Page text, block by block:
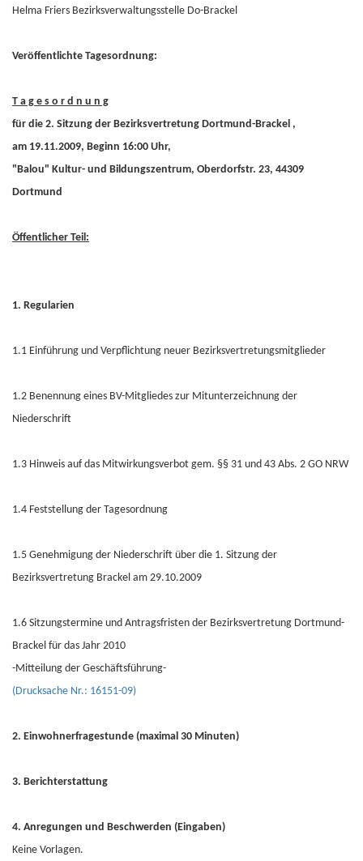
Helma Friers Bezirksverwaltungsstelle Do-Brackel
Veröffentlichte Tagesordnung:
T a g e s o r d n u n g
für die 2. Sitzung der Bezirksvertretung Dortmund-Brackel ,
am 19.11.2009, Beginn 16:00 Uhr,
"Balou" Kultur- und Bildungszentrum, Oberdorfstr. 23, 44309
Dortmund
Öffentlicher Teil:
1. Regularien
1.1 Einführung und Verpflichtung neuer Bezirksvertretungsmitglieder
1.2 Benennung eines BV-Mitgliedes zur Mitunterzeichnung der
Niederschrift
1.3 Hinweis auf das Mitwirkungsverbot gem. §§ 31 und 43 Abs. 2 GO NRW
1.4 Feststellung der Tagesordnung
1.5 Genehmigung der Niederschrift über die 1. Sitzung der
Bezirksvertretung Brackel am 29.10.2009
1.6 Sitzungstermine und Antragsfristen der Bezirksvertretung Dortmund-
Brackel für das Jahr 2010
-Mitteilung der Geschäftsführung-
(Drucksache Nr.: 16151-09)
2. Einwohnerfragestunde (maximal 30 Minuten)
3. Berichterstattung
4. Anregungen und Beschwerden (Eingaben)
Keine Vorlagen.